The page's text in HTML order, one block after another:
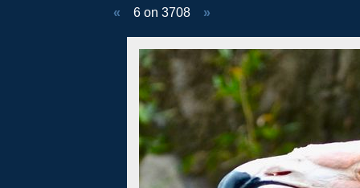
« 6 on 3708 »